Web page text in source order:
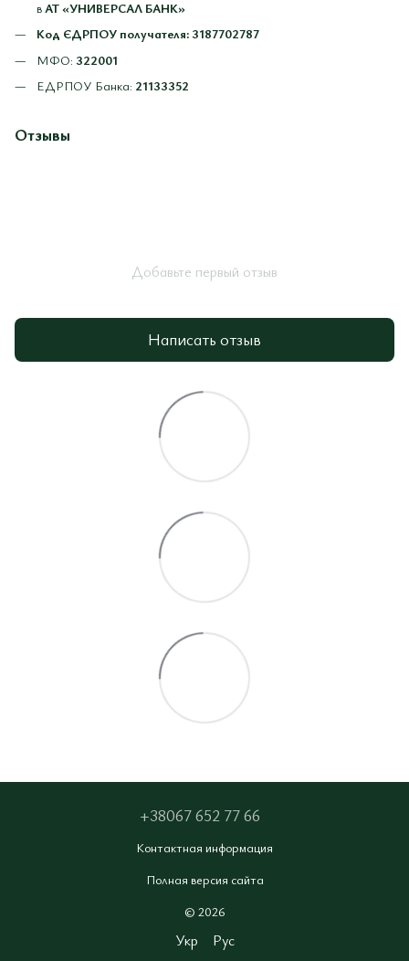
вАТ «УНИВЕРСАЛ БАНК»
Код ЄДРПОУ получателя:3187702787
МФО: 322001
ЕДРПОУ Банка: 21133352
Отзывы
Добавьте первый отзыв
Написать отзыв
+38067 652 77 66
Контактная информация
Полная версия сайта
© 2026
Укр Рус